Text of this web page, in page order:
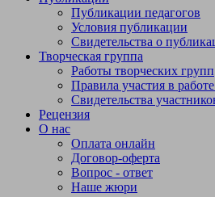
Публикации педагогов
Условия публикации
Свидетельства о
Творческая группа
Работы творческих групп
Правила участия в
Свидетельства
Рецензия
О нас
Оплата онлайн
Договор-оферта
Вопрос - ответ
Наше жюри